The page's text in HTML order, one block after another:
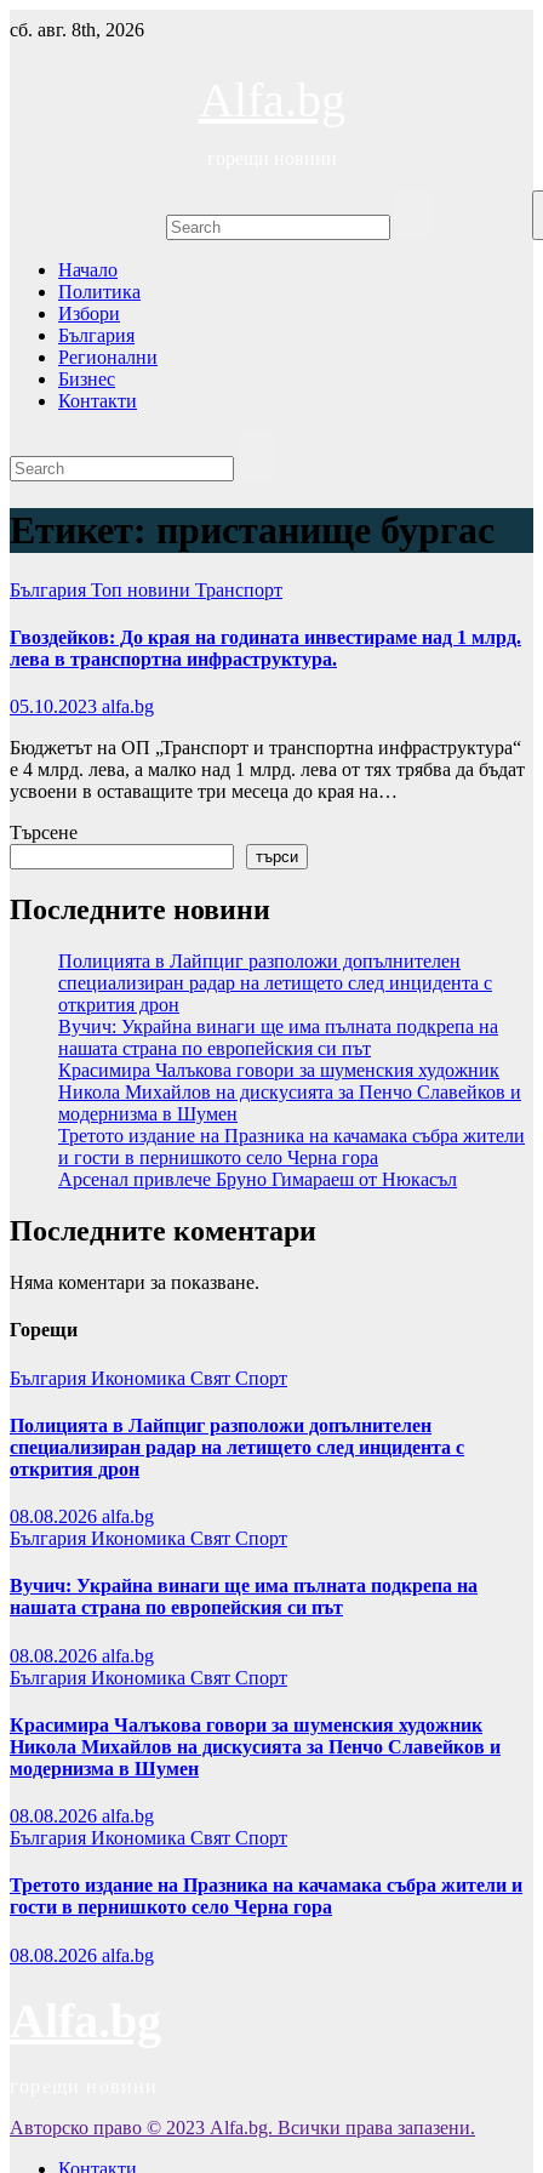
Skip
to
сб. авг. 8th, 2026
Начало
Политика
Избори
България
Регионални
Бизнес
Контакти
Етикет: пристанище бургас
България Топ новини Транспорт
Гвоздейков: До края на годината инвестираме над 1 млрд.
лева в транспортна инфраструктура.
05.10.2023 alfa.bg
Бюджетът на ОП „Транспорт и транспортна инфраструктура“
е 4 млрд. лева, а малко над 1 млрд. лева от тях трябва да бъдат
усвоени в оставащите три месеца до края на…
Търсене
търси
Последните новини
Полицията в Лайпциг разположи допълнителен
специализиран радар на летището след инцидента с
открития дрон
Вучич: Украйна винаги ще има пълната подкрепа на
нашата страна по европейския си път
Красимира Чалъкова говори за шуменския художник
Никола Михайлов на дискусията за Пенчо Славейков и
модернизма в Шумен
Третото издание на Празника на качамака събра жители
и гости в пернишкото село Черна гора
Арсенал привлече Бруно Гимараеш от Нюкасъл
Последните коментари
Няма коментари за показване.
Горещи
България Икономика Свят Спорт
Полицията в Лайпциг разположи допълнителен
специализиран радар на летището след инцидента с
открития дрон
08.08.2026 alfa.bg
България Икономика Свят Спорт
Вучич: Украйна винаги ще има пълната подкрепа на
нашата страна по европейския си път
08.08.2026 alfa.bg
България Икономика Свят Спорт
Красимира Чалъкова говори за шуменския художник
Никола Михайлов на дискусията за Пенчо Славейков и
модернизма в Шумен
08.08.2026 alfa.bg
България Икономика Свят Спорт
Третото издание на Празника на качамака събра жители и
гости в пернишкото село Черна гора
08.08.2026 alfa.bg
Авторско право © 2023 Alfa.bg. Всички права запазени.
Контакти